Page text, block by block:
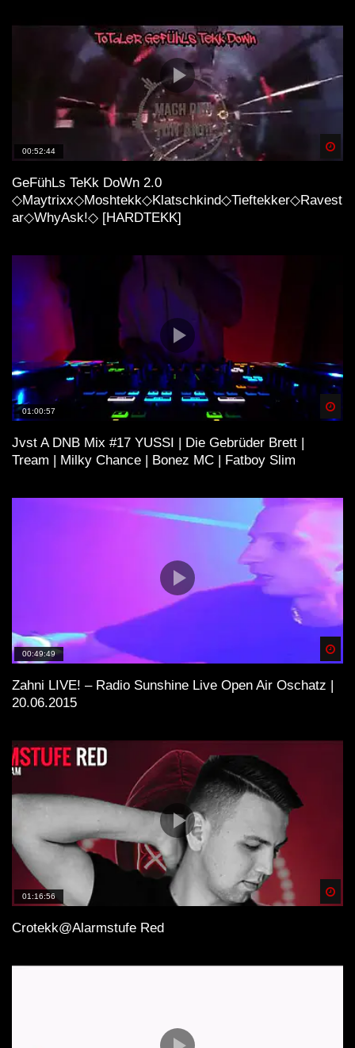
00:52:44
GeFühLs TeKk DoWn 2.0
◇Maytrixx◇Moshtekk◇Klatschkind◇Tieftekker◇Ravest
ar◇WhyAsk!◇ [HARDTEKK]
01:00:57
Jvst A DNB Mix #17 YUSSI | Die Gebrüder Brett |
Tream | Milky Chance | Bonez MC | Fatboy Slim
00:49:49
Zahni LIVE! – Radio Sunshine Live Open Air Oschatz |
20.06.2015
01:16:56
Crotekk@Alarmstufe Red